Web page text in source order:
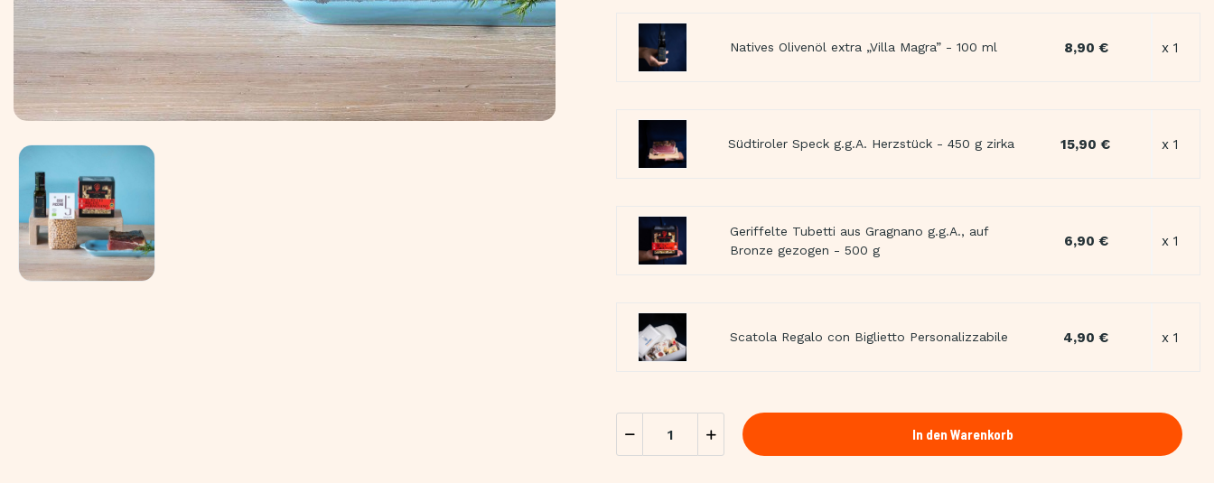
Natives Olivenöl extra „Villa Magra” - 100 ml 8,90 € x 1
Südtiroler Speck g.g.A. Herzstück - 450 g zirka 15,90 € x 1
Geriffelte Tubetti aus Gragnano g.g.A., auf
Bronze gezogen - 500 g
6,90 € x 1
Scatola Regalo con Biglietto Personalizzabile 4,90 € x 1
In den Warenkorb